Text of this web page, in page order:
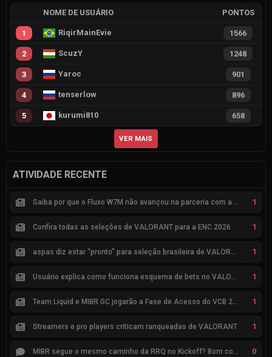
NOME DE USUÁRIO PONTOS
1 RiqirMainEvie 1566
2 ScuzY 1248
3 Yaroc 901
4 tenserlow 896
5 kurumi810 658
VER MAIS
ATIVIDADE RECENTE
Saiba por que o Fluxo W7M não avançou na parceria com a Riot 1
Confira todas as seleções de VALORANT para a ENC 2026 1
aspas diz estar “pronto” para seleção brasileira de VALORANT 1
Usuário explica como funciona esquema de bets no VALORANT 1
Team Liquid e MIBR GC jogarão a Fase de Acesso do VCB 2026 1
Streamers e pro players criticam ranqueadas de VALORANT 1
MIBR segue o mesmo caminho da RRQ no Kickoff? Bom começo, mas risco de eliminação hoje 0